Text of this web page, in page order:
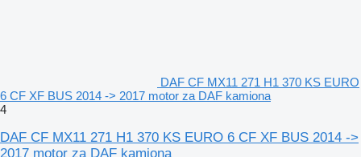
DAF CF MX11 271 H1 370 KS EURO
6 CF XF BUS 2014 -> 2017 motor za DAF kamiona
4
DAF CF MX11 271 H1 370 KS EURO 6 CF XF BUS 2014 ->
2017 motor za DAF kamiona